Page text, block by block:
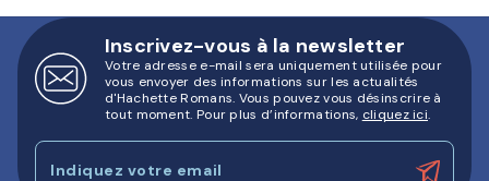
Inscrivez-vous à la newsletter
Votre adresse e-mail sera uniquement utilisée pour
vous envoyer des informations sur les actualités
d'Hachette Romans. Vous pouvez vous désinscrire à
tout moment. Pour plus d’informations, cliquez ici.
Indiquez votre email